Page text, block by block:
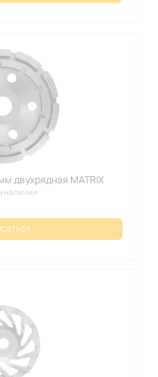
двухрядная MATRIX
наличии